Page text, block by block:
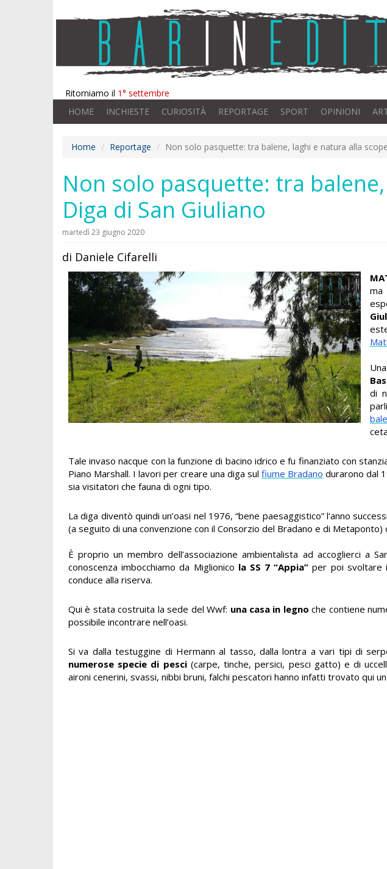
Ritorniamo il 1° settembre
HOME INCHIESTE CURIOSITÀ REPORTAGE SPORT OPINIONI
Home Reportage Non solo pasquette: tra balene, laghi e natura alla
Non solo pasquette: tra
Diga di San Giuliano
martedì 23 giugno 2020
di Daniele Cifarelli
di
Tale invaso nacque con la funzione di bacino idrico e fu finanziato con
Piano Marshall. I lavori per creare una diga sulfiume Bradano durarono dal
sia visitatori che fauna di ogni tipo.
La diga diventò quindi un’oasi nel 1976, “bene paesaggistico” l’anno
(a seguito di una convenzione con il Consorzio del Bradano e di Metaponto)
È proprio un membro dell’associazione ambientalista ad accoglierci a
conoscenza imbocchiamo da Miglionico la SS 7 “Appia”per poi svoltare
conduce alla riserva.
Qui è stata costruita la sede del Wwf: una casa in legno che contiene
possibile incontrare nell’oasi.
Si va dalla testuggine di Hermann al tasso, dalla lontra a vari tipi di
numerose specie di pesci(carpe, tinche, persici, pesci gatto) e di
aironi cenerini, svassi, nibbi bruni, falchi pescatori hanno infatti trovato qui